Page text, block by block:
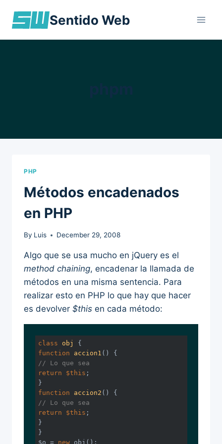
Sentido Web
PHP
Métodos encadenados
en PHP
By Luis December 29, 2008
Algo que se usa mucho en jQuery es el
method chaining, encadenar la llamada de
métodos en una misma sentencia. Para
realizar esto en PHP lo que hay que hacer
es devolver $this en cada método:
class obj
function
accion1 ()
// Lo que sea
return
$this ;
function
accion2 ()
// Lo que sea
return
$this ;
}
}
$o = new obj();